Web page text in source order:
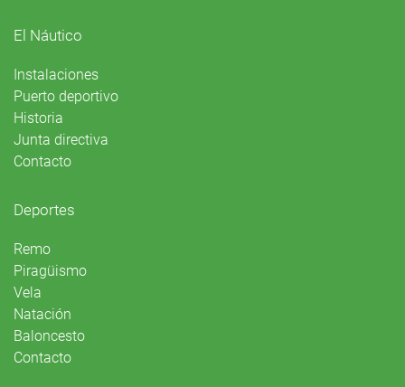
El Náutico
Instalaciones
Puerto deportivo
Historia
Junta directiva
Contacto
Deportes
Remo
Piragüismo
Vela
Natación
Baloncesto
Contacto